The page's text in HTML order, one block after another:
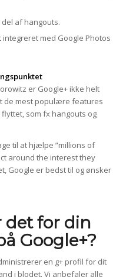
af hangouts.
med Google Photos
er Google+ ikke helt
de mest populære features
som fx hangouts og
til at hjælpe ”millions of
around the interest they
Google er bedst til og ønsker
det for din
Google+?
en g+ profil for dit
i blodet. Vi anbefaler alle